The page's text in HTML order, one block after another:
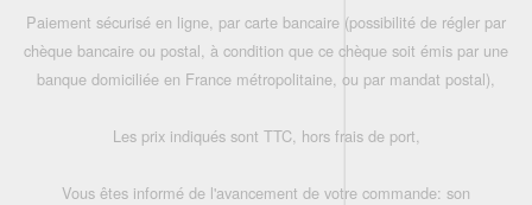
Paiement sécurisé en ligne, par carte bancaire (possibilité de régler par
chèque bancaire ou postal, à condition que ce chèque soit émis par une
banque domiciliée en France métropolitaine, ou par mandat postal),
Les prix indiqués sont TTC, hors frais de port,
Vous êtes informé de l'avancement de votre commande: son